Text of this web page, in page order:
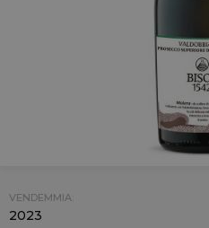
VENDEMMIA:
2023